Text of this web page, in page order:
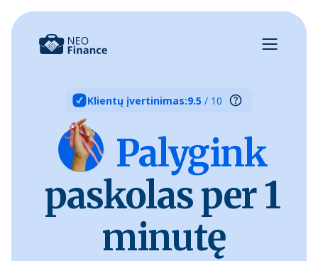
Klientų įvertinimas:9.5 / 10
Palygink
paskolas per 1
minutę